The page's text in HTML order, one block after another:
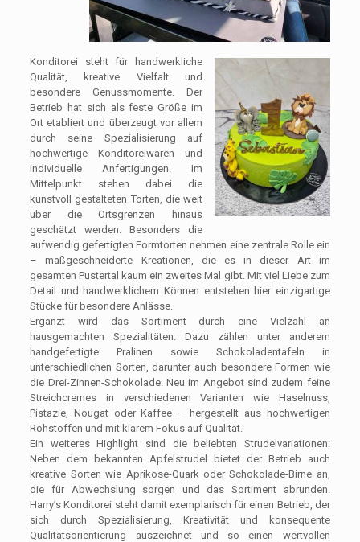
Konditorei steht für handwerkliche
Qualität, kreative Vielfalt und
besondere Genussmomente. Der
Betrieb hat sich als feste Größe im
Ort etabliert und überzeugt vor allem
durch seine Spezialisierung auf
hochwertige Konditoreiwaren und
individuelle Anfertigungen. Im
Mittelpunkt stehen dabei die
kunstvoll gestalteten Torten, die weit
über die Ortsgrenzen hinaus
geschätzt werden. Besonders die
aufwendig gefertigten Formtorten nehmen eine zentrale Rolle ein
– maßgeschneiderte Kreationen, die es in dieser Art im
gesamten Pustertal kaum ein zweites Mal gibt. Mit viel Liebe zum
Detail und handwerklichem Können entstehen hier einzigartige
Stücke für besondere Anlässe.
Ergänzt wird das Sortiment durch eine Vielzahl an
hausgemachten Spezialitäten. Dazu zählen unter anderem
handgefertigte Pralinen sowie Schokoladentafeln in
unterschiedlichen Sorten, darunter auch besondere Formen wie
die Drei-Zinnen-Schokolade. Neu im Angebot sind zudem feine
Streichcremes in verschiedenen Varianten wie Haselnuss,
Pistazie, Nougat oder Kaffee – hergestellt aus hochwertigen
Rohstoffen und mit klarem Fokus auf Qualität.
Ein weiteres Highlight sind die beliebten Strudelvariationen:
Neben dem bekannten Apfelstrudel bietet der Betrieb auch
kreative Sorten wie Aprikose-Quark oder Schokolade-Birne an,
die für Abwechslung sorgen und das Sortiment abrunden.
Harry’s Konditorei steht damit exemplarisch für einen Betrieb, der
sich durch Spezialisierung, Kreativität und konsequente
Qualitätsorientierung auszeichnet und so einen wertvollen